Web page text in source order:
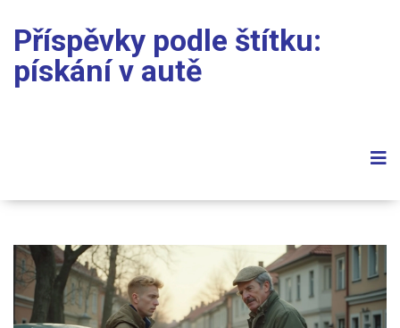
Příspěvky podle štítku:
pískání v autě